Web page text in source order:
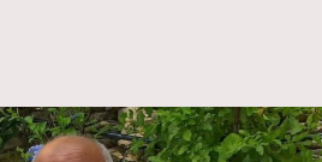
o
n